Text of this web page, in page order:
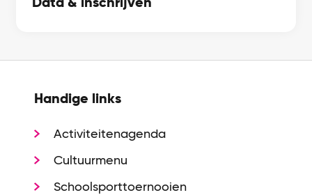
Handige links
Activiteitenagenda
Cultuurmenu
Schoolsporttoernooien